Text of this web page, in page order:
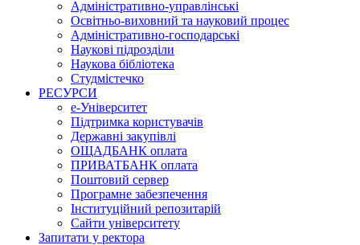
Адміністративно-управлінські
Освітньо-виховний та науковий процес
Адміністративно-господарські
Наукові підрозділи
Наукова бібліотека
Студмістечко
РЕСУРСИ
е-Університет
Підтримка користувачів
Державні закупівлі
ОЩАДБАНК оплата
ПРИВАТБАНК оплата
Поштовий сервер
Програмне забезпечення
Інституційний репозитарій
Сайти університету
Запитати у ректора